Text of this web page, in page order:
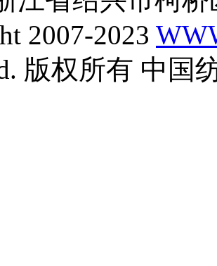
2007-2023
版权所有 中国